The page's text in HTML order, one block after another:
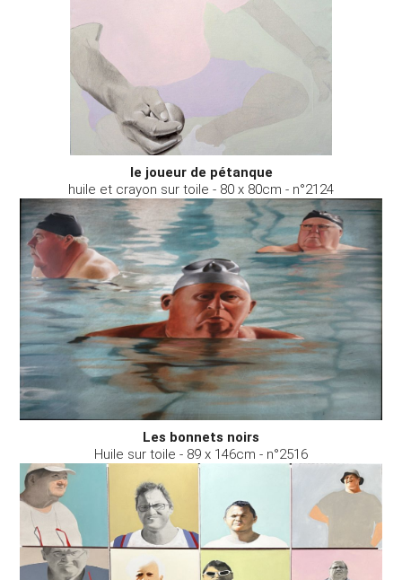
le joueur de pétanque
huile et crayon sur toile - 80 x 80cm - n°2124
Les bonnets noirs
Huile sur toile - 89 x 146cm - n°2516